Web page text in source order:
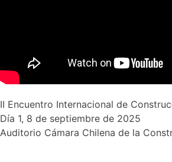
II Encuentro Internacional de
Día 1, 8 de septiembre de 2025
Auditorio Cámara Chilena de la